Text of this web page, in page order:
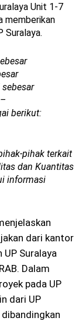
Unit 1-7
memberikan
Suralaya.
berikut:
pihak terkait
dan Kuantitas
informasi
dari kantor
Suralaya
Dalam
pada UP
dari UP